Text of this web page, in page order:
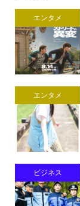
エンタメ
エンタメ
ビジネス